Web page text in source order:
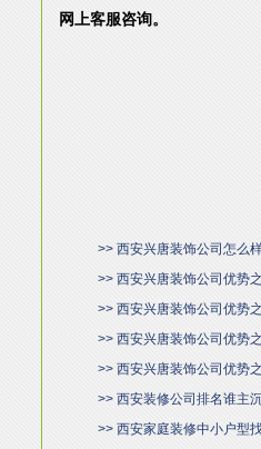
网上客服咨询。
>> 西安兴唐装饰公司怎么
>> 西安兴唐装饰公司优势
>> 西安兴唐装饰公司优势
>> 西安兴唐装饰公司优势
>> 西安兴唐装饰公司优势
>> 西安装修公司排名谁主
>> 西安家庭装修中小户型